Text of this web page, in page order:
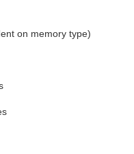
on memory type)